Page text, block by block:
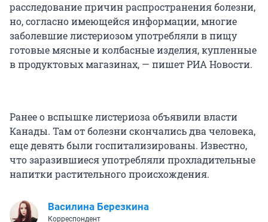
расследование причин распространения болезни,
но, согласно имеющейся информации, многие
заболевшие листериозом употребляли в пищу
готовые мясные и колбасные изделия, купленные
в продуктовых магазинах, — пишет РИА Новости.
Ранее о вспышке листериоза объявили власти
Канады. Там от болезни скончались два человека,
еще девять были госпитализированы. Известно,
что заразившиеся употребляли прохладительные
напитки растительного происхождения.
Василина Березкина
Корреспондент